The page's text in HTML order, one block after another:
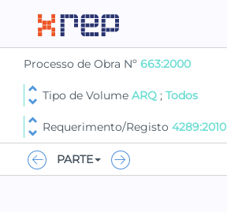
Processo de Obra Nº 663:2000
Tipo de Volume ARQ ; Todos
Requerimento/Registo 4289:2010
PARTE